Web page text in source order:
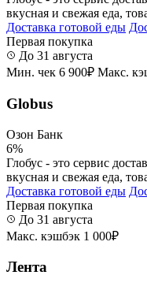
вкусная и свежая еда,
Доставка готовой еды
Первая покупка
До 31 августа
Мин. чек 6 900₽ Макс.
Globus
Озон Банк
6%
Глобус - это сервис
вкусная и свежая еда,
Доставка готовой еды
Первая покупка
До 31 августа
Макс. кэшбэк 1 000₽
Лента